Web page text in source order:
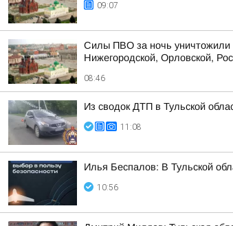
09:07
Силы ПВО за ночь уничтожили
Нижегородской, Орловской,
08:46
Из сводок ДТП в Тульской
11:08
Илья Беспалов: В Тульской
10:56